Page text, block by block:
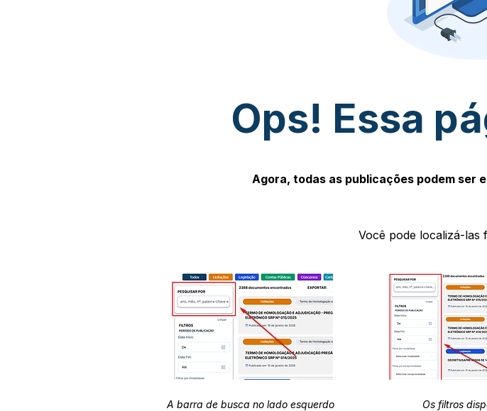
Ops! Essa
Agora, todas as publicações podem ser
Você pode localizá-las
A barra de busca no lado esquerdo
Os filtros